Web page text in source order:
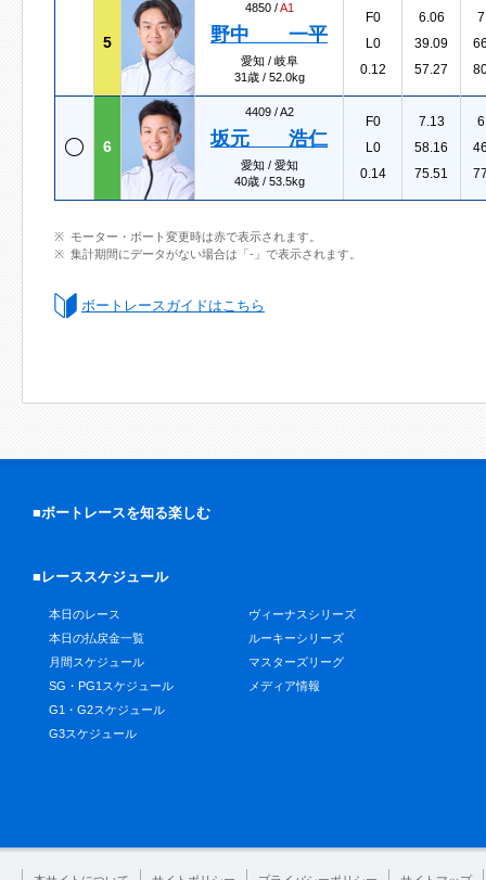
5
4850 /A1
野中 一平
愛知 / 岐阜
31歳 / 52.0kg
F0
L0
0.12
6.06
39.09
57.27
6
4409 /A2
坂元 浩仁
愛知 / 愛知
40歳 / 53.5kg
F0
L0
0.14
7.13
58.16
75.51
モーター・ボート変更時は赤で表示されます。
集計期間にデータがない場合は「-」で表示されます。
ボートレースガイドはこちら
■ボートレースを知る楽しむ
■レーススケジュール
本日のレース
本日の払戻金一覧
月間スケジュール
SG・PG1スケジュール
G1・G2スケジュール
G3スケジュール
ヴィーナスシリーズ
ルーキーシリーズ
マスターズリーグ
メディア情報